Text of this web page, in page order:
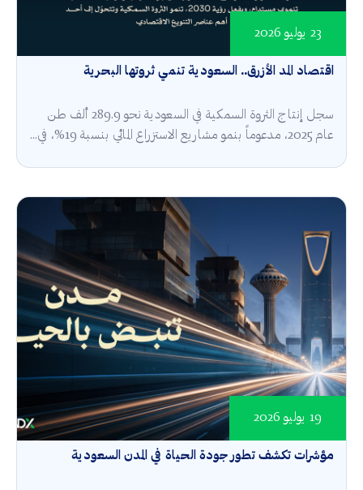
اقتصاد المد الأزرق.. السعودية تنمي ثروتها البحرية
23 يوليو 2026
سجل إنتاج الثروة السمكية في السعودية نحو 289.9 ألف طن
عام 2025، مدعوماً بنمو مشاريع الاستزراع المائي بنسبة 19%، في...
مؤشرات تكشف تطور جودة الحياة في المدن السعودية
19 يوليو 2026